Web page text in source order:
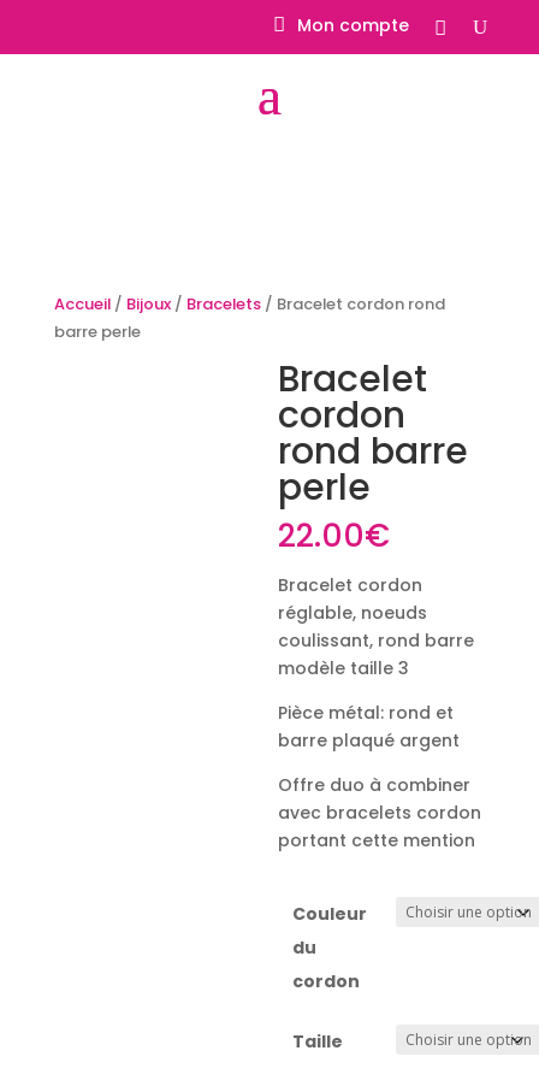
Mon compte
Accueil/ Bijoux/ Bracelets/ Bracelet cordon rond
barre perle
Bracelet
cordon
rond barre
perle
22.00€
Bracelet cordon
réglable, noeuds
coulissant, rond barre
modèle taille 3
Pièce métal: rond et
barre plaqué argent
Offre duo à combiner
avec bracelets cordon
portant cette mention
Couleur
du
cordon
Taille